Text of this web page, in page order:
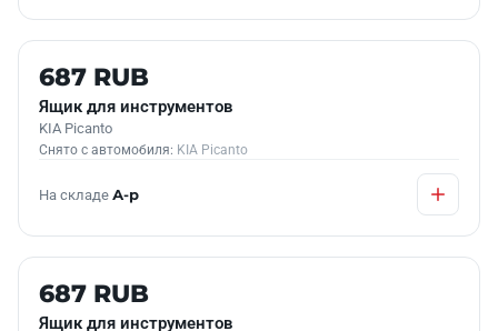
Б/У В НАЛИЧИИ
687 RUB
Ящик для инструментов
KIA Picanto
Снято с автомобиля: KIA Picanto
На складе А-р
Б/У В НАЛИЧИИ
687 RUB
Ящик для инструментов